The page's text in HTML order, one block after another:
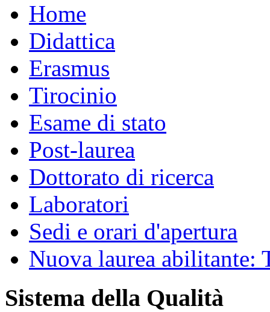
Home
Didattica
Erasmus
Tirocinio
Esame di stato
Post-laurea
Dottorato di ricerca
Laboratori
Sedi e orari d'apertura
Nuova laurea abilitante:
Sistema della Qualità